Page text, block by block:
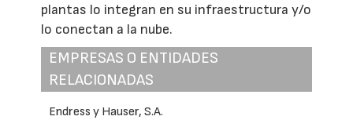
plantas lo integran en su infraestructura y/o
lo conectan a la nube.
EMPRESAS O ENTIDADES
RELACIONADAS
Endress y Hauser, S.A.